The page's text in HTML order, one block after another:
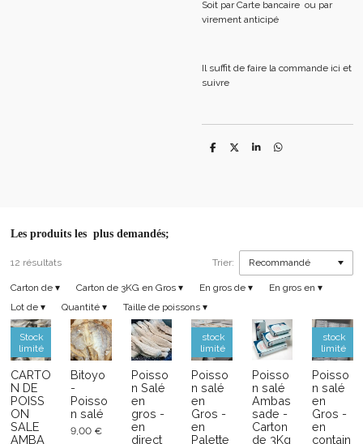
Soit par Carte bancaire ou par
virement anticipé
Il suffit de faire la commande ici et
suivre
P
P
P
P
Les produits les plus demandés;
12 résultats Trier:
Carton de ▾ Carton de 3KG en Gros ▾ En gros de ▾ En gros en ▾
Lot de ▾ Quantité ▾ Taille de poissons ▾
Stock
limité
CARTO
N DE
POISS
ON
SALE
AMBA
Bitoyo
-
Poisso
n salé
9,00 €
Poisso
n Salé
en
gros -
en
direct
stock
limité
Poisso
n salé
en
Gros -
en
Palette
Poisso
n salé
Ambas
sade -
Carton
de 3Kg
stock
limité
Poisso
n salé
en
Gros -
en
contain